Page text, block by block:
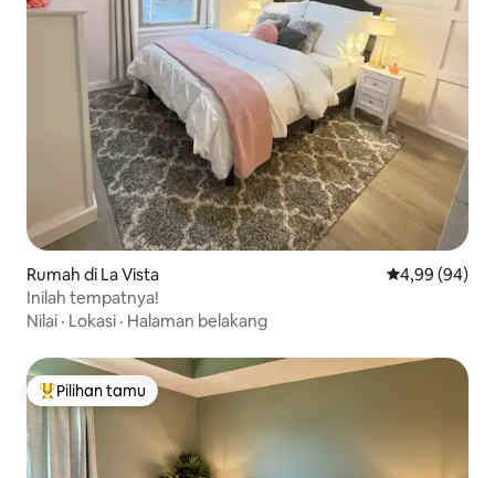
Rumah di La Vista Nilai rata-rata
4,99 (94)
Inilah tempatnya!
Nilai · Lokasi · Halaman belakang
Pilihan tamu terpopuler
Pilihan tamu